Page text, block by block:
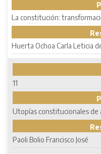
La constitución:
Huerta Ochoa Carla Leticia
11
Utopías constitucionales de
Paoli Bolio Francisco José